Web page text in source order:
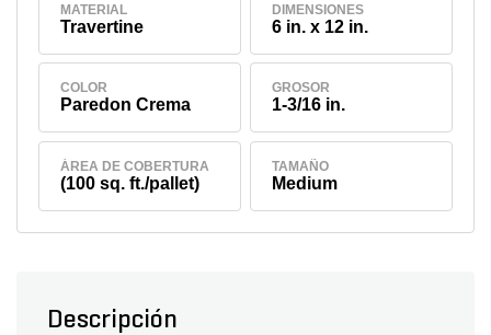
MATERIAL
Travertine
DIMENSIONES
6 in. x 12 in.
COLOR
Paredon Crema
GROSOR
1-3/16 in.
ÁREA DE COBERTURA
(100 sq. ft./pallet)
TAMAÑO
Medium
Descripción